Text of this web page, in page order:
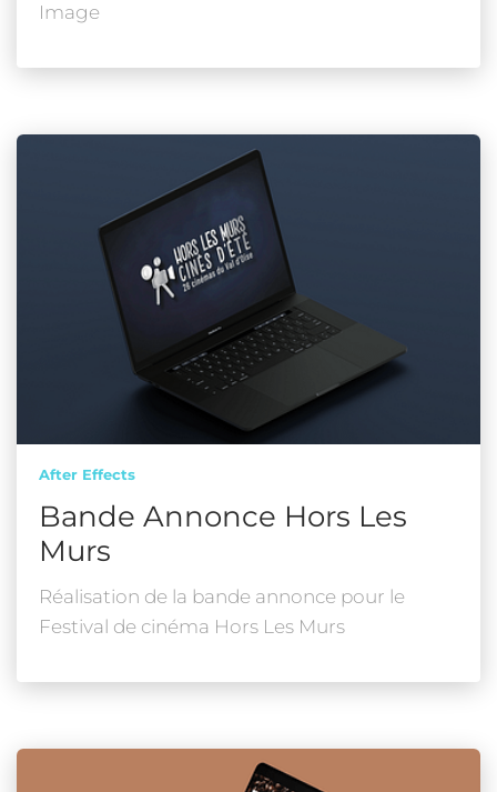
Image
After Effects
Bande Annonce Hors Les
Murs
Réalisation de la bande annonce pour le
Festival de cinéma Hors Les Murs